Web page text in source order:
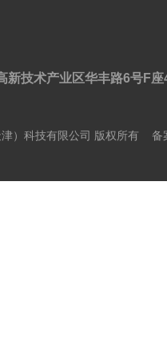
新技术产业区华丰路6号F座
）科技有限公司 版权所有 备